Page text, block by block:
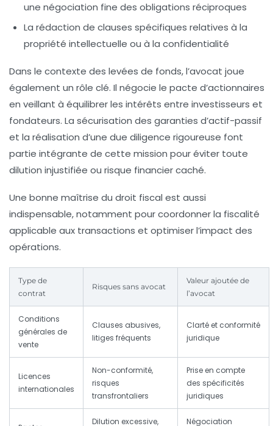
une négociation fine des obligations réciproques
La rédaction de clauses spécifiques relatives à la
propriété intellectuelle ou à la confidentialité
Dans le contexte des levées de fonds, l’avocat joue
également un rôle clé. Il négocie le pacte d’actionnaires
en veillant à équilibrer les intérêts entre investisseurs et
fondateurs. La sécurisation des garanties d’actif-passif
et la réalisation d’une due diligence rigoureuse font
partie intégrante de cette mission pour éviter toute
dilution injustifiée ou risque financier caché.
Une bonne maîtrise du droit fiscal est aussi
indispensable, notamment pour coordonner la fiscalité
applicable aux transactions et optimiser l’impact des
opérations.
Type de
contrat
Risques sans avocat
Valeur ajoutée de
l’avocat
Conditions
générales de
vente
Clauses abusives,
litiges fréquents
Clarté et conformité
juridique
Licences
internationales
Non-conformité,
risques
transfrontaliers
Prise en compte
des spécificités
juridiques
Dilution excessive,
Négociation